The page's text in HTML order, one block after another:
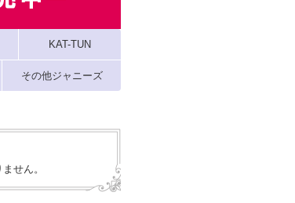
KAT-TUN
その他ジャニーズ
せん。